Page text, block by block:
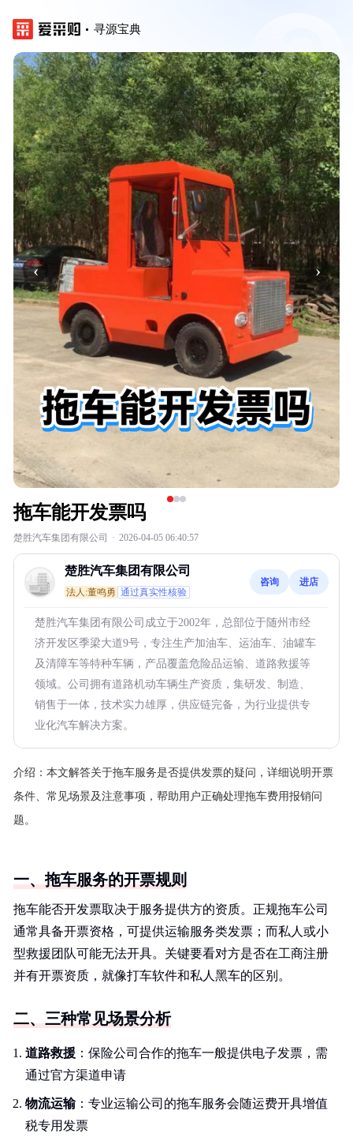
寻源宝典
‹ ›
拖车能开发票吗
楚胜汽车集团有限公司 · 2026-04-05 06:40:57
楚胜汽车集团有限公司
法人:董鸣勇 通过真实性核验
咨询 进店
楚胜汽车集团有限公司成立于2002年，总部位于随州市经
济开发区季梁大道9号，专注生产加油车、运油车、油罐车
及清障车等特种车辆，产品覆盖危险品运输、道路救援等
领域。公司拥有道路机动车辆生产资质，集研发、制造、
销售于一体，技术实力雄厚，供应链完备，为行业提供专
业化汽车解决方案。
介绍： 本文解答关于拖车服务是否提供发票的疑问，详细说明开票
条件、常见场景及注意事项，帮助用户正确处理拖车费用报销问
题。
一、拖车服务的开票规则
拖车能否开发票取决于服务提供方的资质。正规拖车公司
通常具备开票资格，可提供运输服务类发票；而私人或小
型救援团队可能无法开具。关键要看对方是否在工商注册
并有开票资质，就像打车软件和私人黑车的区别。
二、三种常见场景分析
道路救援 ：保险公司合作的拖车一般提供电子发票，需
通过官方渠道申请
物流运输：专业运输公司的拖车服务会随运费开具增值
税专用发票